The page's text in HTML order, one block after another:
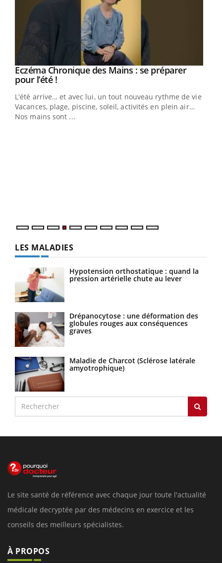
Youtube
Eczéma Chronique des Mains : se préparer
pour l’été !Youtube
L'été arrive… et avec lui, un tout nouveau rythme de vie !
Vacances, plage, piscine, soleil, activités en plein air…
Nos mains sont ...
LES MALADIES
Hypotension orthostatique : quand la
pression artérielle chute au lever
Drépanocytose : une déformation des
globules rouges aux conséquences
graves
Maladie de Charcot (Sclérose latérale
amyotrophique)
Le site santé de référence avec chaque jour toute l'actualité
médicale decryptée par des médecins en exercice et les
conseils des meilleurs spécialistes.
À PROPOS